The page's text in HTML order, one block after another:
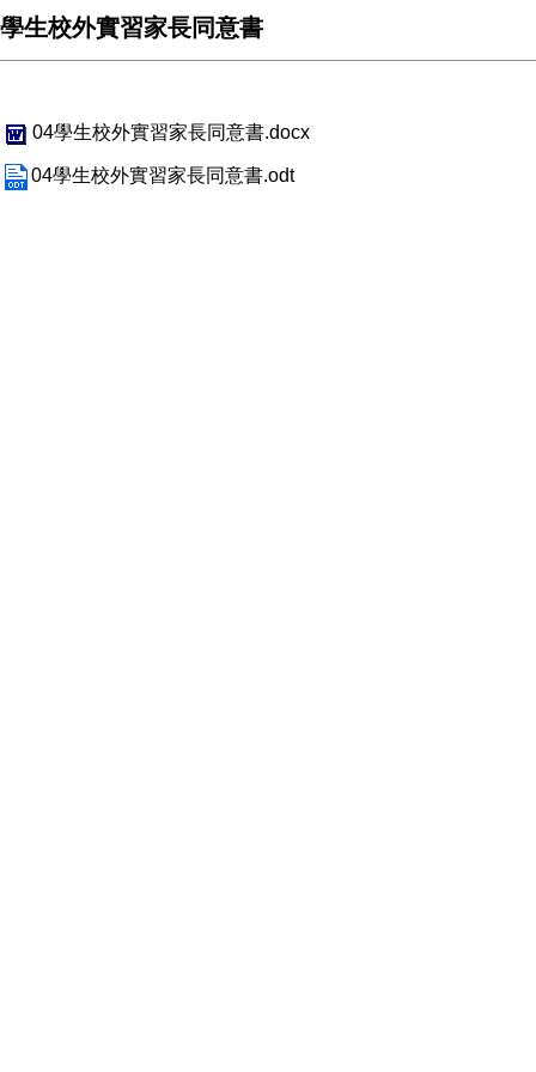
學生校外實習家長同意書
04學生校外實習家長同意書.docx
04學生校外實習家長同意書.odt